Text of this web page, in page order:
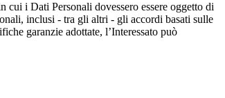
i Dati Personali dovessero essere oggetto di
inclusi - tra gli altri - gli accordi basati sulle
garanzie adottate, l’Interessato può